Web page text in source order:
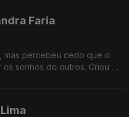
Faria
mas percebeu cedo que o
sonhos do outros. Criou a